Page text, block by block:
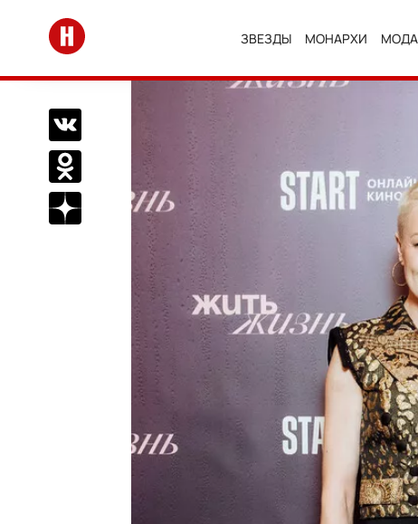
Перейти на главную
ЗВЕЗДЫ МОНАРХИ МОДА
Поделиться Вконтакте
Поделиться в Одноклассниках
Подписаться на нас в Дзен